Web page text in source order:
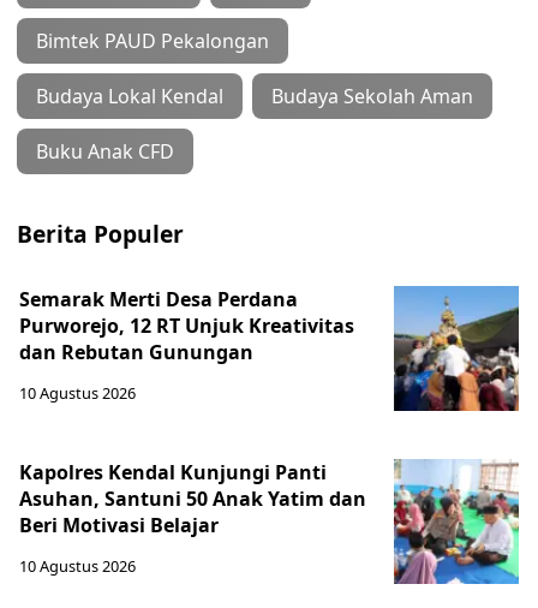
Bimtek PAUD Pekalongan
Budaya Lokal Kendal Budaya Sekolah Aman
Buku Anak CFD
Berita Populer
Semarak Merti Desa Perdana
Purworejo, 12 RT Unjuk Kreativitas
dan Rebutan Gunungan
10 Agustus 2026
Kapolres Kendal Kunjungi Panti
Asuhan, Santuni 50 Anak Yatim dan
Beri Motivasi Belajar
10 Agustus 2026